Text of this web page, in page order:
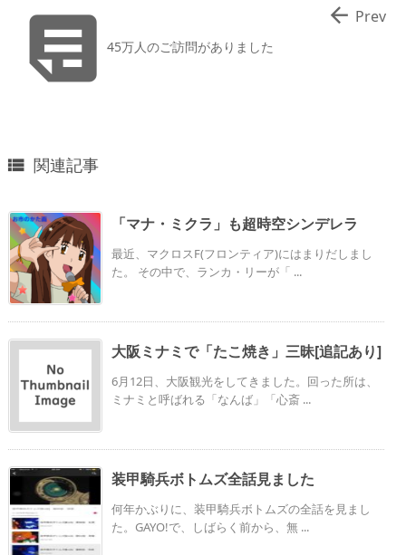
45万人のご訪問がありました
 Prev
 関連記事
「マナ・ミクラ」も超時空シンデレラ
最近、マクロスF(フロンティア)にはまりだしまし
た。 その中で、ランカ・リーが「 ...
大阪ミナミで「たこ焼き」三昧[追記あり]
6月12日、大阪観光をしてきました。回った所は、
ミナミと呼ばれる「なんば」「心斎 ...
装甲騎兵ボトムズ全話見ました
何年かぶりに、装甲騎兵ボトムズの全話を見まし
た。GAYO!で、しばらく前から、無 ...